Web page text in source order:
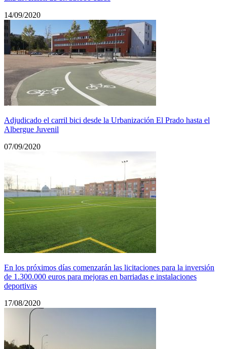
14/09/2020
Adjudicado el carril bici desde la Urbanización El Prado hasta el
Albergue Juvenil
07/09/2020
En los próximos días comenzarán las licitaciones para la inversión
de 1.300.000 euros para mejoras en barriadas e instalaciones
deportivas
17/08/2020